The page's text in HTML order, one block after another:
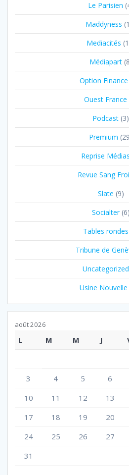
Le Parisien
Maddyness
Mediacités
Médiapart
Option Finance
Ouest France
Podcast (3)
Premium
Reprise Médias
Revue Sang
Slate (9)
Socialter(6)
Tables rondes
Tribune de
Uncategorized
Usine Nouvelle
août 2026
L M M J
3
4 5 6
10
11 12 13
17
18 19 20
24
25 26 27
31